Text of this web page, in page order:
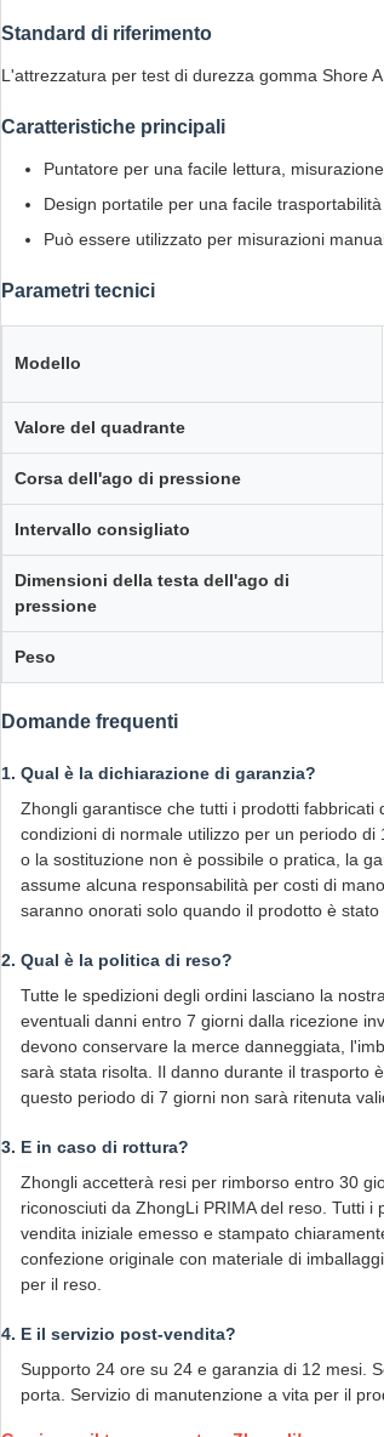
Standard di riferimento
L'attrezzatura per test di durezza gomma Shore
Caratteristiche principali
Puntatore per una facile lettura,
Design portatile per una facile trasportabilità
Può essere utilizzato per misurazioni
Parametri tecnici
Modello
Valore del quadrante
Corsa dell'ago di pressione
Intervallo consigliato
Dimensioni della testa dell'ago di
pressione
Peso
Domande frequenti
1. Qual è la dichiarazione di garanzia?
Zhongli garantisce che tutti i prodotti
condizioni di normale utilizzo per un periodo
o la sostituzione non è possibile o pratica, la
assume alcuna responsabilità per costi di
saranno onorati solo quando il prodotto è
2. Qual è la politica di reso?
Tutte le spedizioni degli ordini lasciano la
eventuali danni entro 7 giorni dalla ricezione
devono conservare la merce danneggiata,
sarà stata risolta. Il danno durante il trasporto
questo periodo di 7 giorni non sarà ritenuta
3. E in caso di rottura?
Zhongli accetterà resi per rimborso entro 30
riconosciuti da ZhongLi PRIMA del reso. Tutti
vendita iniziale emesso e stampato
confezione originale con materiale di
per il reso.
4. E il servizio post-vendita?
Supporto 24 ore su 24 e garanzia di 12 mesi.
porta. Servizio di manutenzione a vita per il